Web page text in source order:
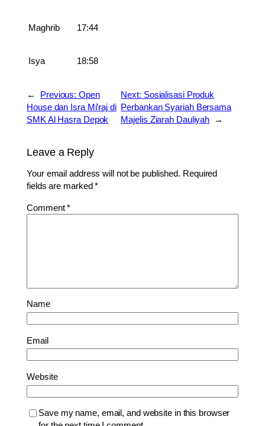
Maghrib 17:44
Isya 18:58
← Previous:Open
House dan Isra Mi’raj di
SMK Al Hasra Depok
Next: Sosialisasi Produk
Perbankan Syariah Bersama
Majelis Ziarah Dauliyah
→
Leave a Reply
Your email address will not be published. Required
fields are marked*
Comment*
Name
Email
Website
Save my name, email, and website in this browser